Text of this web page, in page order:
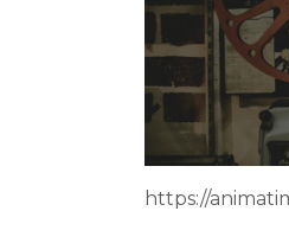
https://